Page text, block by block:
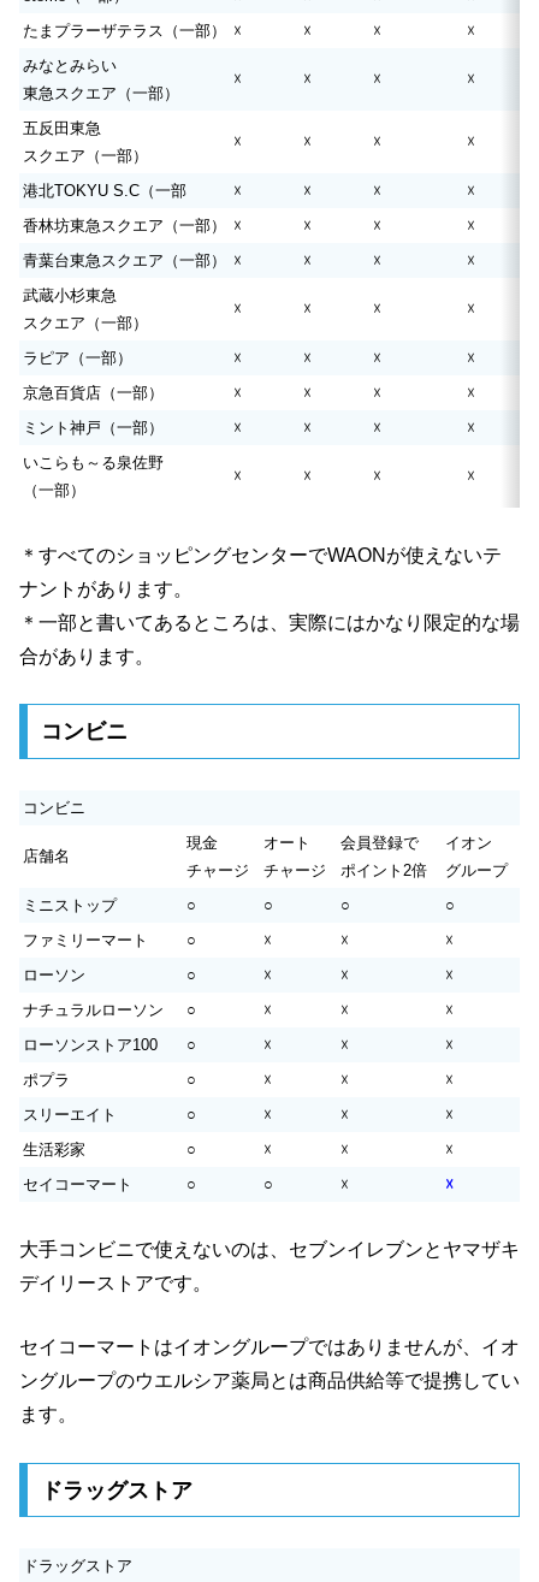
たまプラーザテラス（一部）
☓ ☓ ☓
☓
みなとみらい
東急スクエア（一部）
☓ ☓ ☓ ☓
五反田東急
スクエア（一部）
☓ ☓ ☓ ☓
港北TOKYU S.C（一部 ☓ ☓ ☓
☓
香林坊東急スクエア（一部）
☓ ☓ ☓
☓
青葉台東急スクエア（一部）
☓ ☓ ☓
☓
武蔵小杉東急
スクエア（一部）
☓ ☓ ☓ ☓
ラピア（一部） ☓ ☓ ☓
☓
京急百貨店（一部）
☓ ☓ ☓
☓
ミント神戸（一部）
☓ ☓ ☓
☓
いこらも～る泉佐野
（一部）
☓ ☓ ☓ ☓
＊すべてのショッピングセンターでWAONが使えないテ
ナントがあります。
＊一部と書いてあるところは、実際にはかなり限定的な場
合があります。
コンビニ
コンビニ
店舗名
現金
チャージ
オート
チャージ
会員登録で
ポイント2倍
イオン
グループ
ミニストップ
○ ○ ○
○
ファミリーマート
○ ☓ ☓
☓
ローソン
○ ☓ ☓
☓
ナチュラルローソン
○ ☓ ☓
☓
ローソンストア100
○ ☓ ☓
☓
ポプラ
○ ☓ ☓
☓
スリーエイト
○ ☓ ☓
☓
生活彩家
○ ☓ ☓
☓
セイコーマート
○ ○ ☓ ☓
大手コンビニで使えないのは、セブンイレブンとヤマザキ
デイリーストアです。
セイコーマートはイオングループではありませんが、イオ
ングループのウエルシア薬局とは商品供給等で提携してい
ます。
ドラッグストア
ドラッグストア